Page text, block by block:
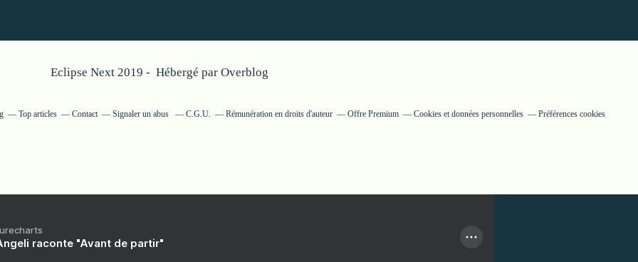
Eclipse Next 2019 - Hébergé par Overblog
Top articles Contact Signaler un abus C.G.U. Rémunération en droits d'auteur Offre Premium Cookies et données personnelles Préférences cookies
raconte "Avant de partir"